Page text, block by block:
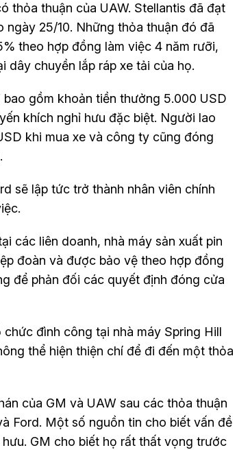
thỏa thuận của UAW. Stellantis đã đạt
ngày 25/10. Những thỏa thuận đó đã
theo hợp đồng làm việc 4 năm rưỡi,
dây chuyền lắp ráp xe tải của họ.
gồm khoản tiền thưởng 5.000 USD
khích nghỉ hưu đặc biệt. Người lao
khi mua xe và công ty cũng đóng
sẽ lập tức trở thành nhân viên chính
các liên doanh, nhà máy sản xuất pin
đoàn và được bảo vệ theo hợp đồng
để phản đối các quyết định đóng cửa
đình công tại nhà máy Spring Hill
thể hiện thiện chí để đi đến một thỏa
của GM và UAW sau các thỏa thuận
Ford. Một số nguồn tin cho biết vấn đề
GM cho biết họ rất thất vọng trước